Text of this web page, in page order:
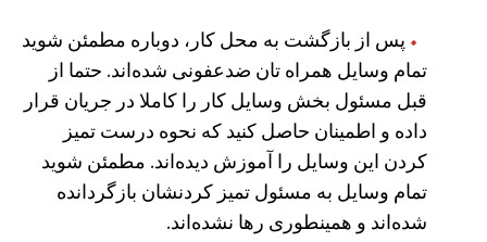
پس از بازگشت به محل کار، دوباره مطمئن شوید
تمام وسایل همراه تان ضدعفونی شده‌اند. حتما از
قبل مسئول بخش وسایل کار را کاملا در جریان قرار
داده و اطمینان حاصل کنید که نحوه درست تمیز
کردن این وسایل را آموزش دیده‌اند. مطمئن شوید
تمام وسایل به مسئول تمیز کردنشان بازگردانده
شده‌اند و همینطوری رها نشده‌اند.